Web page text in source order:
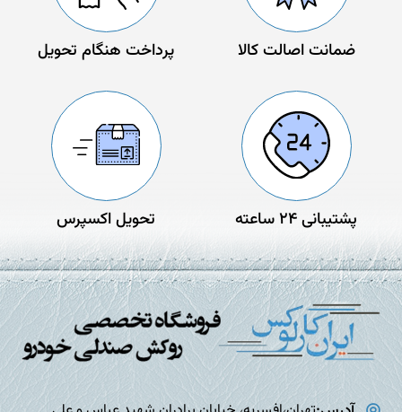
ضمانت اصالت کالا پرداخت هنگام تحویل
پشتیبانی 24 ساعته تحویل اکسپرس